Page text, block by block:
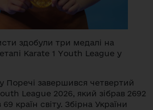
здобули три медалі на
Karate 1 Youth League у
Поречі завершився четвертий
League 2026, який зібрав 2692
країн світу. Збірна України